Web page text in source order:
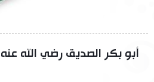
أبو بكر الصديق رضي الله